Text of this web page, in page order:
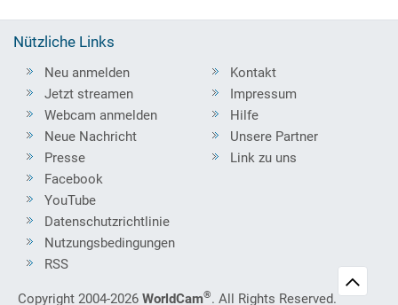
Nützliche Links
Neu anmelden
Jetzt streamen
Webcam anmelden
Neue Nachricht
Presse
Kontakt
Impressum
Hilfe
Unsere Partner
Link zu uns
Facebook
YouTube
Datenschutzrichtlinie
Nutzungsbedingungen
RSS
Copyright 2004-2026 WorldCam®. All Rights Reserved.